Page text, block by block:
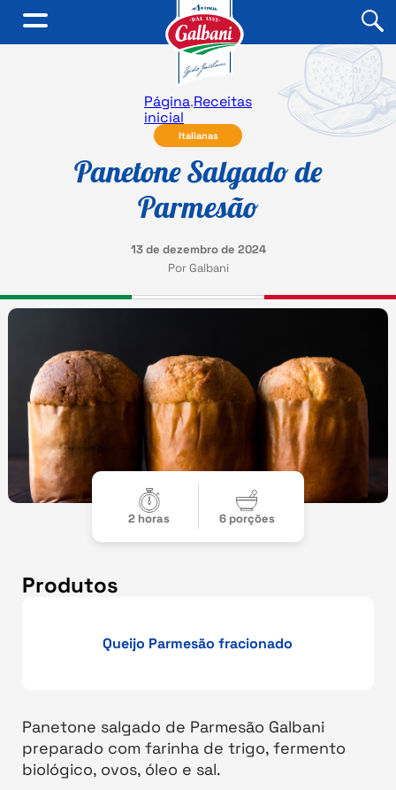
Página
inicial
.Receitas
Italianas
Panetone Salgado de
Parmesão
13 de dezembro de 2024
Por Galbani
2 horas 6 porções
Produtos
Queijo Parmesão fracionado
Panetone salgado de Parmesão Galbani
preparado com farinha de trigo, fermento
biológico, ovos, óleo e sal.